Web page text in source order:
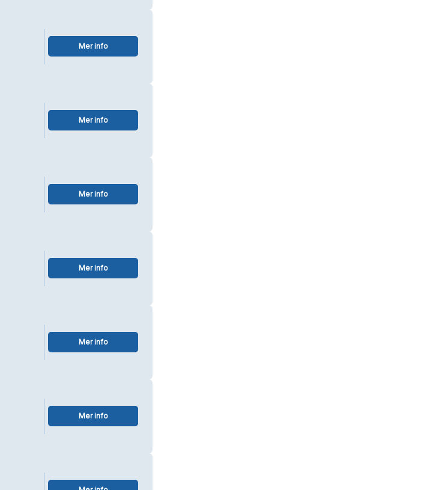
Mer info
Mer info
Mer info
Mer info
Mer info
Mer info